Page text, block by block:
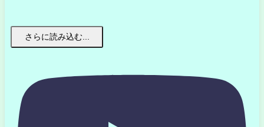
さらに読み込む...